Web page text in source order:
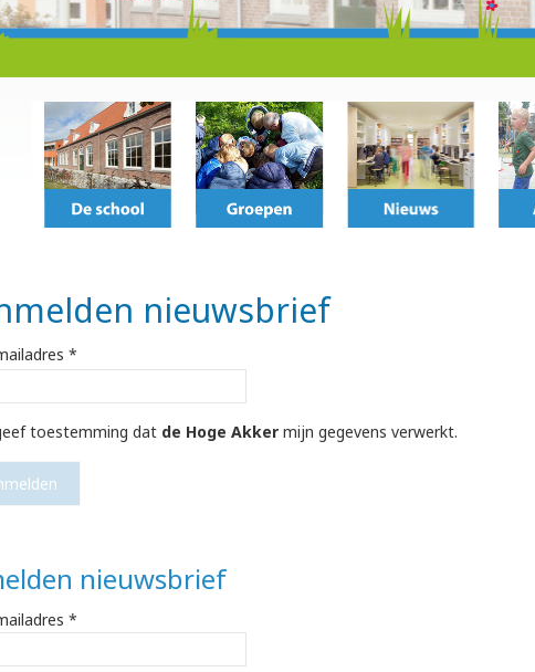
nieuwsbrief
*
toestemming dat de Hoge Akker mijn gegevens verwerkt.
nieuwsbrief
*